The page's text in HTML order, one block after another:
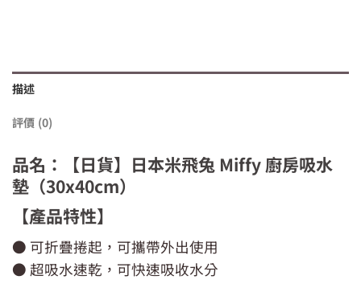
描述
評價 (0)
品名：【日貨】日本米飛兔 Miffy 廚房吸水
墊（30x40cm）
【產品特性】
● 可折疊捲起，可攜帶外出使用
● 超吸水速乾，可快速吸收水分